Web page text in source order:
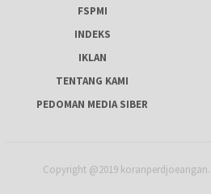
FSPMI
INDEKS
IKLAN
TENTANG KAMI
PEDOMAN MEDIA SIBER
Copyright @2019